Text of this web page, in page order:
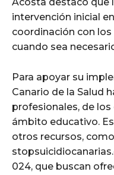
intervención inicial
coordinación con
cuando sea
Para apoyar su
Canario de la Salud
profesionales, de
ámbito educativo.
otros recursos,
024, que buscan